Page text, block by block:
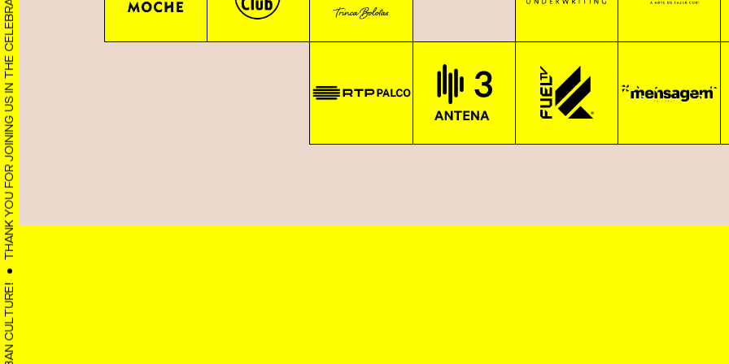
@sabor.serrano.serradaestrela
goatwearableculture
Account
Comprei um Passe Geral e não
o meu bilhete a outra pessoa